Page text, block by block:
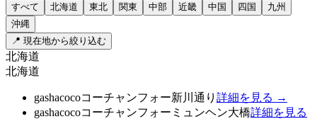
すべて 北海道 東北 関東 中部 近畿 中国 四国
九州
沖縄
📍 現在地から絞り込む
北海道
北海道
gashacocoコーチャンフォー新川通り 詳細を見る →
gashacocoコーチャンフォーミュンヘン大橋詳細を見る